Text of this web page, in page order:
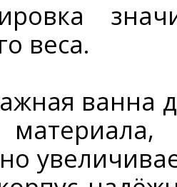
веса.
ванна